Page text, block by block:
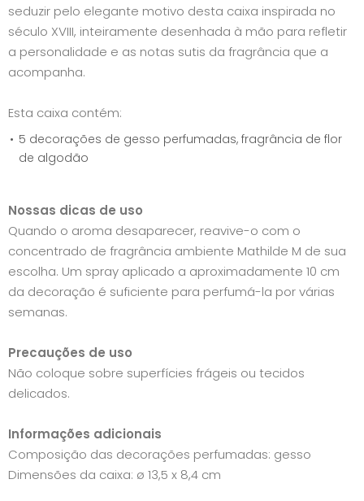
seduzir pelo elegante motivo desta caixa inspirada no
século XVIII, inteiramente desenhada à mão para refletir
a personalidade e as notas sutis da fragrância que a
acompanha.
Esta caixa contém:
5 decorações de gesso perfumadas, fragrância de flor
de algodão
Nossas dicas de uso
Quando o aroma desaparecer, reavive-o com o
concentrado de fragrância ambiente Mathilde M de sua
escolha. Um spray aplicado a aproximadamente 10 cm
da decoração é suficiente para perfumá-la por várias
semanas.
Precauções de uso
Não coloque sobre superfícies frágeis ou tecidos
delicados.
Informações adicionais
Composição das decorações perfumadas: gesso
Dimensões da caixa: ø 13,5 x 8,4 cm